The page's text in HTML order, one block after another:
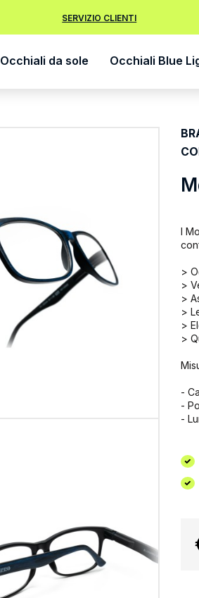
SERVIZIO CLIENTI
Occhiali da sole Occhiali Blue
I
>
>
>
>
>
>
-
-
-